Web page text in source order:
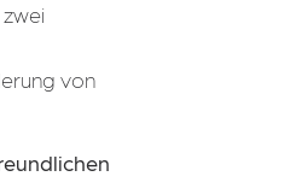
von